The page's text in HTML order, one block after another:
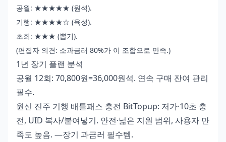
공월: ★★★★★ (원석).
기행: ★★★★☆ (육성).
초회: ★★★ (뽑기).
(편집자 의견: 소과금러 80%가 이 조합으로 만족.)
1년 장기 플랜 분석
공월 12회: 70,800원=36,000원석. 연속 구매 잔여 관리
필수.
원신 진주 기행 배틀패스 충전 BitTopup: 저가·10초 충
전, UID 복사/붙여넣기. 안전·넓은 지원 범위, 사용자 만
족도 높음. —장기 과금러 필수템.